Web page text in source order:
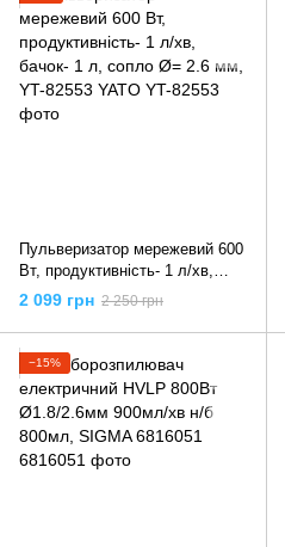
Пульверизатор мережевий 600
Вт, продуктивність- 1 л/хв,
бачок- 1 л, сопло Ø= 2.6 мм,
YT-82553 YATO
2 099 грн 2 250 грн
−15%